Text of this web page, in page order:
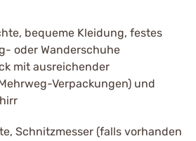
bequeme Kleidung, festes
oder Wanderschuhe
mit ausreichender
Verpackungen) und
Schnitzmesser (falls vorhanden